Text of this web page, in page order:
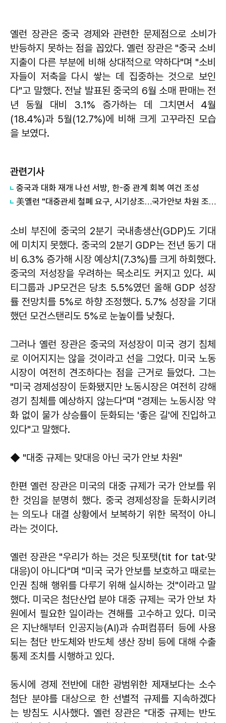
옐런 장관은 중국 경제와 관련한 문제점으로 소비가
반등하지 못하는 점을 꼽았다. 옐런 장관은 "중국 소비
지출이 다른 부분에 비해 상대적으로 약하다"며 "소비
자들이 저축을 다시 쌓는 데 집중하는 것으로 보인
다"고 말했다. 전날 발표된 중국의 6월 소매 판매는 전
년 동월 대비 3.1% 증가하는 데 그치면서 4월
(18.4%)과 5월(12.7%)에 비해 크게 고꾸라진 모습
을 보였다.
관련기사
중국과 대화 재개 나선 서방, 한-중 관계 회복 여건 조성
美옐런 "대중관세 철폐 요구, 시기상조…국가안보 차원 조치"
소비 부진에 중국의 2분기 국내총생산(GDP)도 기대
에 미치지 못했다. 중국의 2분기 GDP는 전년 동기 대
비 6.3% 증가해 시장 예상치(7.3%)를 크게 하회했다.
중국의 저성장을 우려하는 목소리도 커지고 있다. 씨
티그룹과 JP모건은 당초 5.5%였던 올해 GDP 성장
률 전망치를 5%로 하향 조정했다. 5.7% 성장을 기대
했던 모건스탠리도 5%로 눈높이를 낮췄다.
그러나 옐런 장관은 중국의 저성장이 미국 경기 침체
로 이어지지는 않을 것이라고 선을 그었다. 미국 노동
시장이 여전히 견조하다는 점을 근거로 들었다. 그는
"미국 경제성장이 둔화됐지만 노동시장은 여전히 강해
경기 침체를 예상하지 않는다"며 "경제는 노동시장 약
화 없이 물가 상승률이 둔화되는 '좋은 길'에 진입하고
있다"고 말했다.
◆ "대중 규제는 맞대응 아닌 국가 안보 차원"
한편 옐런 장관은 미국의 대중 규제가 국가 안보를 위
한 것임을 분명히 했다. 중국 경제성장을 둔화시키려
는 의도나 대결 상황에서 보복하기 위한 목적이 아니
라는 것이다.
옐런 장관은 "우리가 하는 것은 팃포탯(tit for tat·맞
대응)이 아니다"며 "미국 국가 안보를 보호하고 때로는
인권 침해 행위를 다루기 위해 실시하는 것"이라고 말
했다. 미국은 첨단산업 분야 대중 규제는 국가 안보 차
원에서 필요한 일이라는 견해를 고수하고 있다. 미국
은 지난해부터 인공지능(AI)과 슈퍼컴퓨터 등에 사용
되는 첨단 반도체와 반도체 생산 장비 등에 대해 수출
통제 조치를 시행하고 있다.
동시에 경제 전반에 대한 광범위한 제재보다는 소수
첨단 분야를 대상으로 한 선별적 규제를 지속하겠다
는 방침도 시사했다. 옐런 장관은 "대중 규제는 반도